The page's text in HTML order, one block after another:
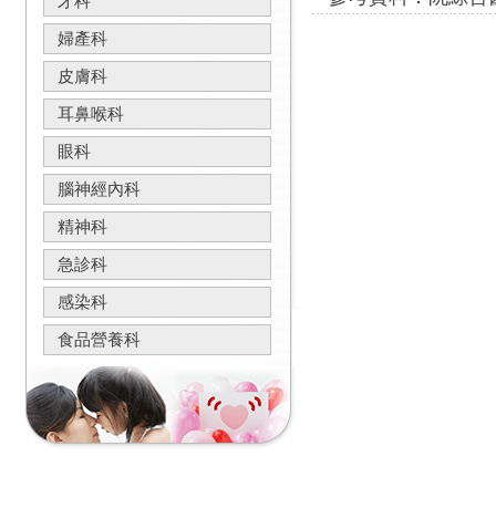
婦產科
皮膚科
耳鼻喉科
眼科
腦神經內科
精神科
急診科
感染科
食品營養科